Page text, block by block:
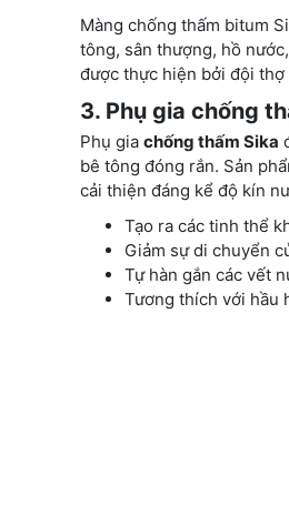
Màng chống thấm bitum
tông, sân thượng, hồ
được thực hiện bởi đội
3. Phụ gia chống
Phụ gia chống thấm Sika
bê tông đóng rắn. Sản
cải thiện đáng kể độ kín
Tạo ra các tinh thể
Giảm sự di chuyển
Tự hàn gắn các vết
Tương thích với hầu